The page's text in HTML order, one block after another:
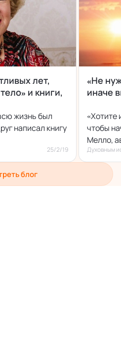
лет,
и книги,
жизнь был
написал книгу
25/2/19
«Не
иначе
«Хотите
чтобы
Мелло,
Духовным
блог